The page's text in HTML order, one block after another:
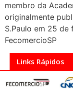
membro da
originalmente
S.Paulo em 25 de
FecomercioSP
Links Rápidos